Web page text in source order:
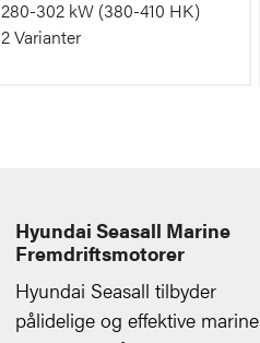
280-302 kW (380-410 HK)
2 Varianter
Hyundai Seasall Marine
Fremdriftsmotorer
Hyundai Seasall tilbyder
pålidelige og effektive marine